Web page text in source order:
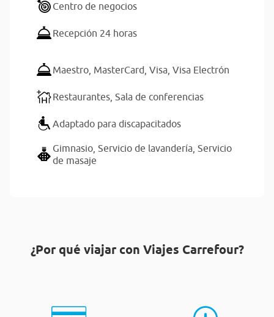
Centro de negocios
Recepción 24 horas
Maestro, MasterCard, Visa, Visa Electrón
Restaurantes, Sala de conferencias
Adaptado para discapacitados
Gimnasio, Servicio de lavandería, Servicio
de masaje
¿Por qué viajar con Viajes Carrefour?